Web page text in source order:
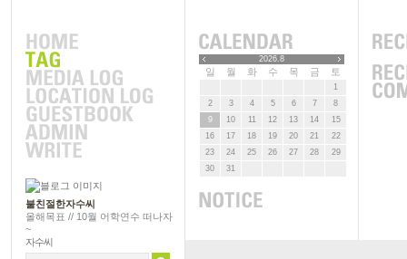
불친절한자수씨
올해목표 // 10월 어학연수 떠나자
~
자수씨
2026.8
일 월 화 수 목 금 토
1
2
3 4 5 6 7
8
9
10 11 12 13 14
15
16
17 18 19 20 21
22
23
24 25 26 27 28
29
30
31